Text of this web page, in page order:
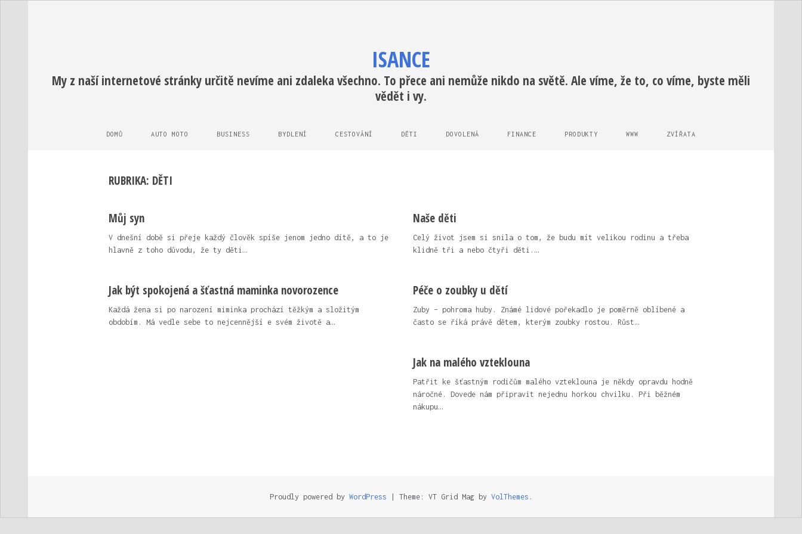
ISANCE
My z naší internetové stránky určitě nevíme ani zdaleka všechno. To přece ani nemůže nikdo na světě. Ale víme, že to, co víme, byste měli
vědět i vy.
DOMŮ AUTO MOTO BUSINESS BYDLENÍ CESTOVÁNÍ DĚTI DOVOLENÁ FINANCE PRODUKTY WWW ZVÍŘATA
RUBRIKA: DĚTI
Můj syn
V dnešní době si přeje každý člověk spíše jenom jedno dítě, a to je
hlavně z toho důvodu, že ty děti…
Naše děti
Celý život jsem si snila o tom, že budu mít velikou rodinu a třeba
klidně tři a nebo čtyři děti.…
Jak být spokojená a šťastná maminka novorozence
Každá žena si po narození miminka prochází těžkým a složitým
obdobím. Má vedle sebe to nejcennější e svém životě a…
Péče o zoubky u dětí
Zuby – pohroma huby. Známé lidové pořekadlo je poměrně oblíbené a
často se říká právě dětem, kterým zoubky rostou. Růst…
Jak na malého vzteklouna
Patřit ke šťastným rodičům malého vzteklouna je někdy opravdu hodně
náročné. Dovede nám připravit nejednu horkou chvilku. Při běžném
nákupu…
Proudly powered by WordPress Theme: VT Grid Mag by VolThemes .